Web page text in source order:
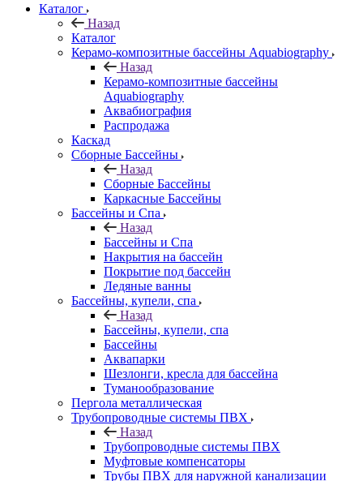
Каталог
Назад
Каталог
Керамо-композитные бассейны Aquabiography
Назад
Керамо-композитные бассейны
Aquabiography
Аквабиография
Распродажа
Каскад
Сборные Бассейны
Назад
Сборные Бассейны
Каркасные Бассейны
Бассейны и Спа
Назад
Бассейны и Спа
Накрытия на бассейн
Покрытие под бассейн
Ледяные ванны
Бассейны, купели, спа
Назад
Бассейны, купели, спа
Бассейны
Аквапарки
Шезлонги, кресла для бассейна
Туманообразование
Пергола металлическая
Трубопроводные системы ПВХ
Назад
Трубопроводные системы ПВХ
Муфтовые компенсаторы
Трубы ПВХ для наружной канализации